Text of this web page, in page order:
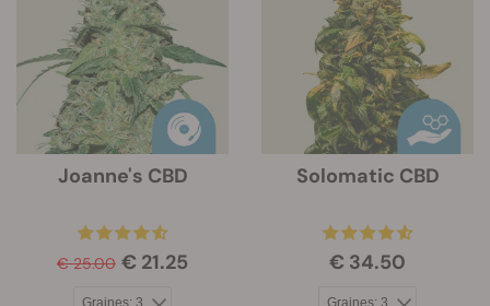
Joanne's CBD
€ 25.00 € 21.25
Solomatic CBD
€ 34.50